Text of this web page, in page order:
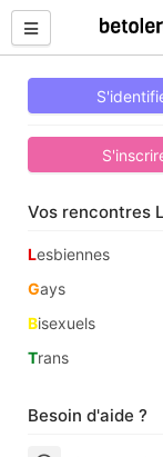
Vos rencontres
Lesbiennes
Gays
Bisexuels
Trans
Besoin d'aide ?